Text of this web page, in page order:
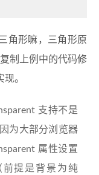
角形嘛，三角形原
制上例中的代码修
。
支持不是
为大部分浏览器
属性设置
提是背景为纯